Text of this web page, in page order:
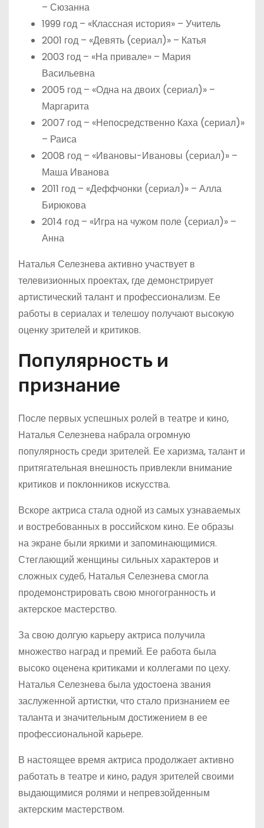
– Сюзанна
1999 год – «Классная история» – Учитель
2001 год – «Девять (сериал)» – Катья
2003 год – «На привале» – Мария
Васильевна
2005 год – «Одна на двоих (сериал)» –
Маргарита
2007 год – «Непосредственно Каха (сериал)»
– Раиса
2008 год – «Ивановы-Ивановы (сериал)» –
Маша Иванова
2011 год – «Деффчонки (сериал)» – Алла
Бирюкова
2014 год – «Игра на чужом поле (сериал)» –
Анна
Наталья Селезнева активно участвует в
телевизионных проектах, где демонстрирует
артистический талант и профессионализм. Ее
работы в сериалах и телешоу получают высокую
оценку зрителей и критиков.
Популярность и
признание
После первых успешных ролей в театре и кино,
Наталья Селезнева набрала огромную
популярность среди зрителей. Ее харизма, талант и
притягательная внешность привлекли внимание
критиков и поклонников искусства.
Вскоре актриса стала одной из самых узнаваемых
и востребованных в российском кино. Ее образы
на экране были яркими и запоминающимися.
Стеглающий женщины сильных характеров и
сложных судеб, Наталья Селезнева смогла
продемонстрировать свою многогранность и
актерское мастерство.
За свою долгую карьеру актриса получила
множество наград и премий. Ее работа была
высоко оценена критиками и коллегами по цеху.
Наталья Селезнева была удостоена звания
заслуженной артистки, что стало признанием ее
таланта и значительным достижением в ее
профессиональной карьере.
В настоящее время актриса продолжает активно
работать в театре и кино, радуя зрителей своими
выдающимися ролями и непревзойденным
актерским мастерством.